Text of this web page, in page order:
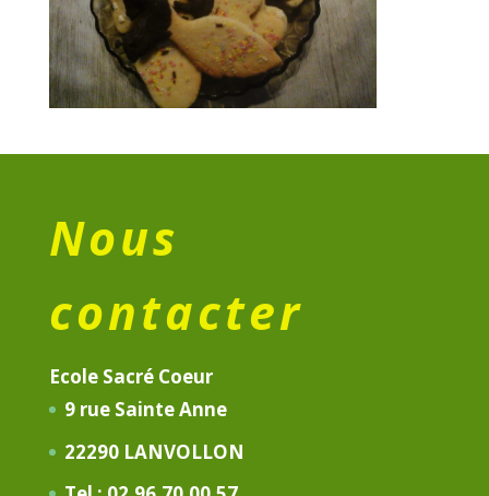
Nous
contacter
Ecole Sacré Coeur
9 rue Sainte Anne
22290 LANVOLLON